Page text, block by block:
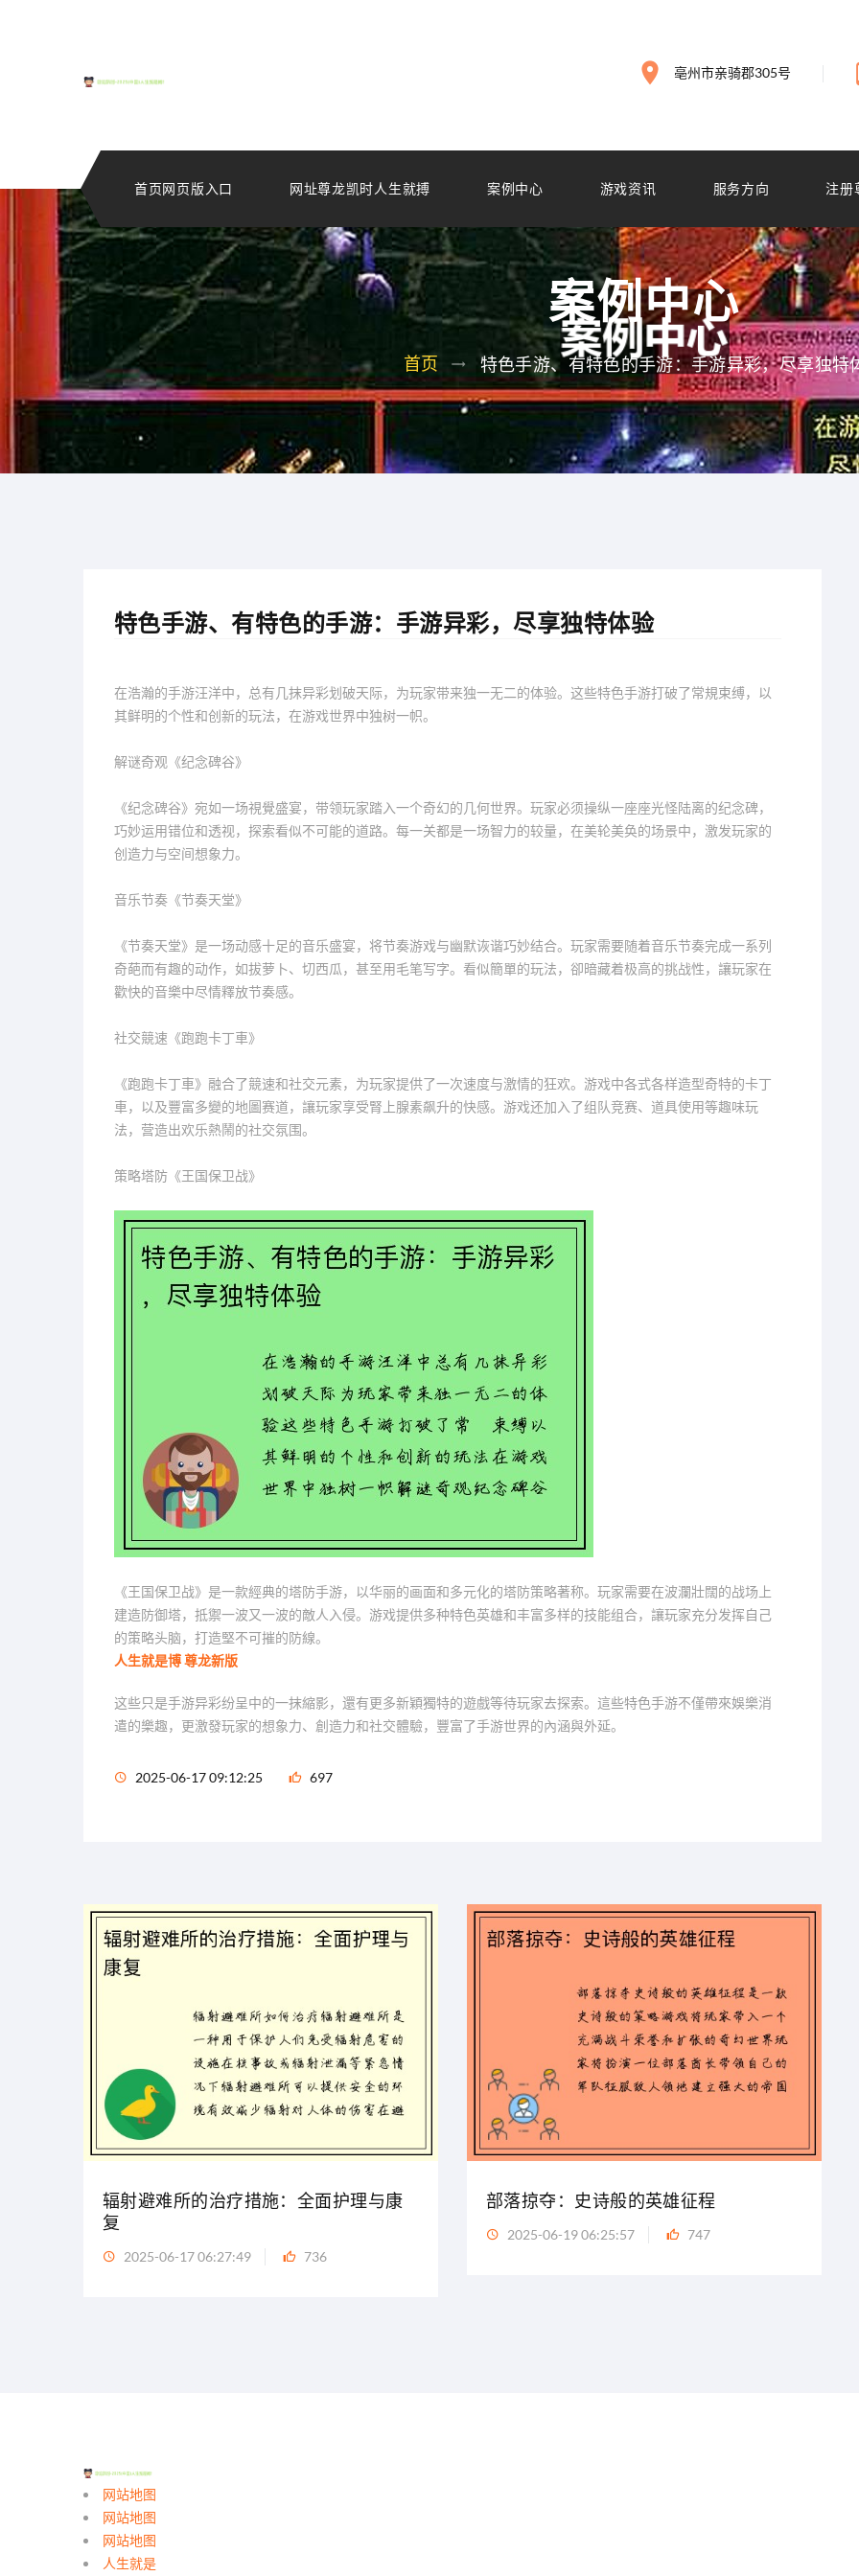
亳州市亲骑郡305号
首页网页版入口 网址尊龙凯时人生就搏 案例中心 游戏资讯 服务方向 注册
案例中心
首页 特色手游、有特色的手游：手游异彩，尽享独特
特色手游、有特色的手游：手游异彩，尽享独特体验
在浩瀚的手游汪洋中，总有几抹异彩划破天际，为玩家带来独一无二的体验。这些特色手游打破了常規束缚，以
其鲜明的个性和创新的玩法，在游戏世界中独树一帜。
解谜奇观《纪念碑谷》
《纪念碑谷》宛如一场視覺盛宴，带领玩家踏入一个奇幻的几何世界。玩家必须操纵一座座光怪陆离的纪念碑，
巧妙运用错位和透视，探索看似不可能的道路。每一关都是一场智力的较量，在美轮美奂的场景中，激发玩家的
创造力与空间想象力。
音乐节奏《节奏天堂》
《节奏天堂》是一场动感十足的音乐盛宴，将节奏游戏与幽默诙谐巧妙结合。玩家需要随着音乐节奏完成一系列
奇葩而有趣的动作，如拔萝卜、切西瓜，甚至用毛笔写字。看似簡單的玩法，卻暗藏着极高的挑战性，讓玩家在
歡快的音樂中尽情釋放节奏感。
社交競速《跑跑卡丁車》
《跑跑卡丁車》融合了競速和社交元素，为玩家提供了一次速度与激情的狂欢。游戏中各式各样造型奇特的卡丁
車，以及豐富多變的地圖赛道，讓玩家享受腎上腺素飙升的快感。游戏还加入了组队竞赛、道具使用等趣味玩
法，营造出欢乐熱鬧的社交氛围。
策略塔防《王国保卫战》
《王国保卫战》是一款經典的塔防手游，以华丽的画面和多元化的塔防策略著称。玩家需要在波瀾壯闊的战场上
建造防御塔，抵禦一波又一波的敵人入侵。游戏提供多种特色英雄和丰富多样的技能组合，讓玩家充分发挥自己
的策略头脑，打造堅不可摧的防線。
人生就是博 尊龙新版
这些只是手游异彩纷呈中的一抹縮影，還有更多新穎獨特的遊戲等待玩家去探索。這些特色手游不僅帶來娛樂消
遣的樂趣，更激發玩家的想象力、創造力和社交體驗，豐富了手游世界的內涵與外延。
2025-06-17 09:12:25 697
辐射避难所的治疗措施：全面护理与康
复
2025-06-17 06:27:49 736
部落掠夺：史诗般的英雄征程
2025-06-19 06:25:57 747
网站地图
网站地图
网站地图
人生就是